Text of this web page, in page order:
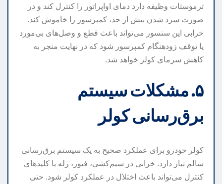
ترموستات وظیفه دارد دمای اواپراتور را کنترل کند و در
صورت سرد شدن بیش از حد، کمپرسور را خاموش کند.
خرابی این سنسور می‌تواند باعث قطع و وصل‌های بی‌مورد
یا توقف زودهنگام کمپرسور شود که در نهایت منجر به
کاهش سرمای کولر خواهد شد.
۵. مشکلات سیستم
برق‌رسانی کولر
کولر خودرو برای عملکرد صحیح به یک سیستم برق‌رسانی
سالم نیاز دارد. خرابی در سیم‌کشی، فیوز، رله یا کلیدهای
کنترل می‌تواند باعث اختلال در عملکرد کولر شود. حتی